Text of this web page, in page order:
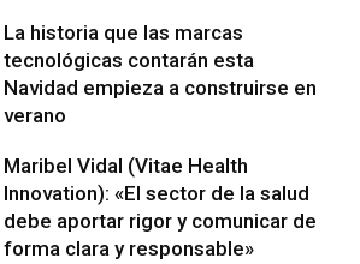
La historia que las marcas
tecnológicas contarán esta
Navidad empieza a construirse en
verano
Maribel Vidal (Vitae Health
Innovation): «El sector de la salud
debe aportar rigor y comunicar de
forma clara y responsable»